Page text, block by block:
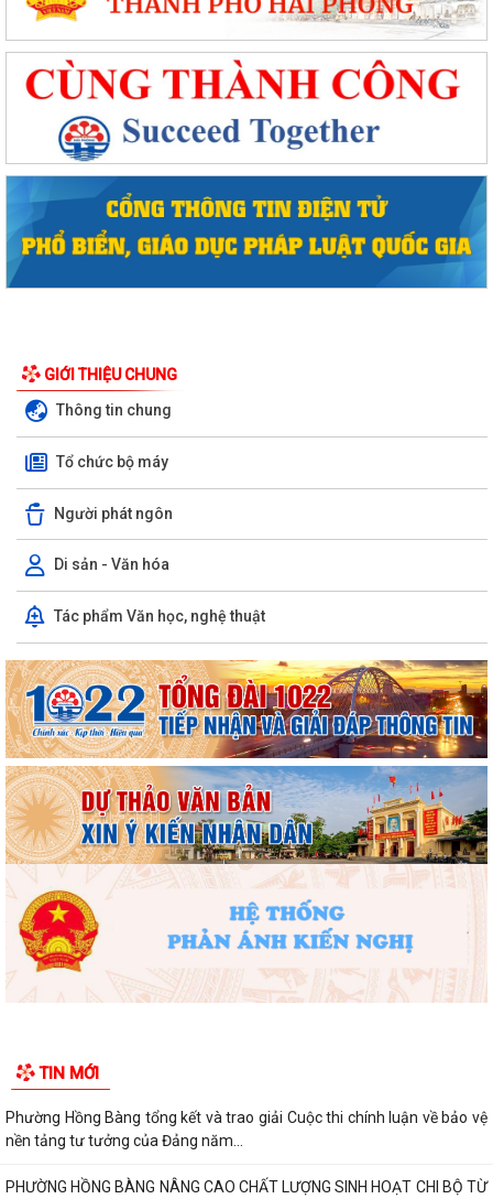
GIỚI THIỆU CHUNG
Thông tin chung
Tổ chức bộ máy
Người phát ngôn
Di sản - Văn hóa
Tác phẩm Văn học, nghệ thuật
TIN MỚI
Phường Hồng Bàng tổng kết và trao giải Cuộc thi chính luận về bảo vệ
nền tảng tư tưởng của Đảng năm...
PHƯỜNG HỒNG BÀNG NÂNG CAO CHẤT LƯỢNG SINH HOẠT CHI BỘ TỪ